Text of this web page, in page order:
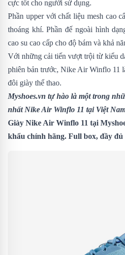
cực tốt cho người sử dụng.
Phần upper với chất liệu mesh cao
thoáng khí. Phần đế ngoài hình
cao su cao cấp cho độ bám và khả
Với những cải tiến vượt trội từ kiểu
phiên bản trước, Nike Air Winflo 11
đôi giày thể thao.
Myshoes.vn tự hào là một trong
nhất Nike Air Winflo 11 tại Việt
Giày Nike Air Winflo 11 tại
khẩu chính hãng. Full box, đầy